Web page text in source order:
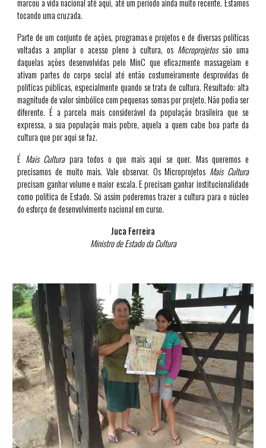
marcou a vida nacional até aqui, até um período ainda muito recente. Estamos
tocando uma cruzada.
Parte de um conjunto de ações, programas e projetos e de diversas políticas
voltadas a ampliar o acesso pleno à cultura, os Microprojetos são uma
daquelas ações desenvolvidas pelo MinC que eficazmente massageiam e
ativam partes do corpo social até então costumeiramente desprovidas de
políticas públicas, especialmente quando se trata de cultura. Resultado: alta
magnitude de valor simbólico com pequenas somas por projeto. Não podia ser
diferente. É a parcela mais considerável da população brasileira que se
expressa, a sua população mais pobre, aquela a quem cabe boa parte da
cultura que por aqui se faz.
É Mais Cultura para todos o que mais aqui se quer. Mas queremos e
precisamos de muito mais. Vale observar. Os Microprojetos Mais Cultura
precisam ganhar volume e maior escala. E precisam ganhar institucionalidade
como política de Estado. Só assim poderemos trazer a cultura para o núcleo
do esforço de desenvolvimento nacional em curso.
Juca Ferreira
Ministro de Estado da Cultura